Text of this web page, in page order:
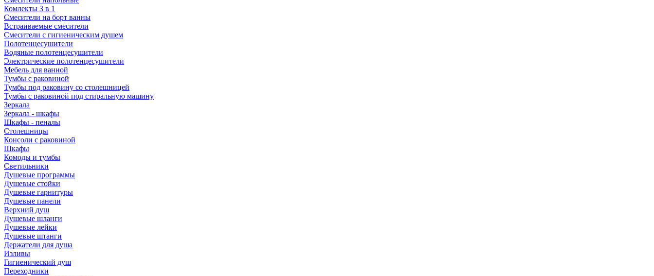
Комлекты 3 в 1
Смесители на борт ванны
Встраиваемые смесители
Смесители с гигиеническим душем
Полотенцесушители
Водяные полотенцесушители
Электрические полотенцесушители
Мебель для ванной
Тумбы с раковиной
Тумбы под раковину со столешницей
Тумбы с раковиной под стиральную машину
Зеркала
Зеркала - шкафы
Шкафы - пеналы
Столешницы
Консоли с раковиной
Шкафы
Комоды и тумбы
Светильники
Душевые программы
Душевые стойки
Душевые гарнитуры
Душевые панели
Верхний душ
Душевые шланги
Душевые лейки
Душевые штанги
Держатели для душа
Изливы
Гигиенический душ
Переходники